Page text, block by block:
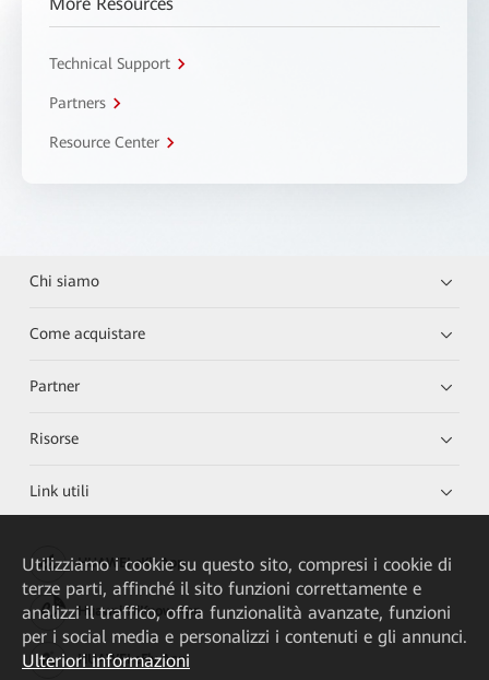
Technical Support
Partners
Resource Center
Chi siamo
Come acquistare
Partner
Risorse
Link utili
HUAWEI eKit App
Huawei HiKnow App
HUAWEI eFly App
Utilizziamo i cookie su questo sito, compresi i cookie di
terze parti, affinché il sito funzioni correttamente e
analizzi il traffico, offra funzionalità avanzate, funzioni
per i social media e personalizzi i contenuti e gli annunci.
Ulteriori informazioni